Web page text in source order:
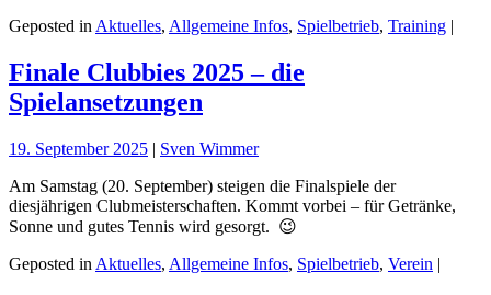
Geposted inAktuelles, Allgemeine Infos, Spielbetrieb, Training |
Finale Clubbies 2025 – die
Spielansetzungen
19. September 2025 | Sven Wimmer
Am Samstag (20. September) steigen die Finalspiele der
diesjährigen Clubmeisterschaften. Kommt vorbei – für Getränke,
Sonne und gutes Tennis wird gesorgt. 😉
Geposted in Aktuelles, Allgemeine Infos, Spielbetrieb, Verein |